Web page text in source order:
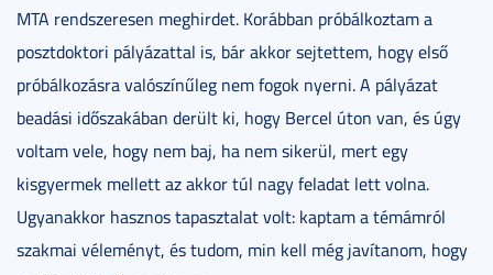
MTA rendszeresen meghirdet. Korábban próbálkoztam a
posztdoktori pályázattal is, bár akkor sejtettem, hogy első
próbálkozásra valószínűleg nem fogok nyerni. A pályázat
beadási időszakában derült ki, hogy Bercel úton van, és úgy
voltam vele, hogy nem baj, ha nem sikerül, mert egy
kisgyermek mellett az akkor túl nagy feladat lett volna.
Ugyanakkor hasznos tapasztalat volt: kaptam a témámról
szakmai véleményt, és tudom, min kell még javítanom, hogy